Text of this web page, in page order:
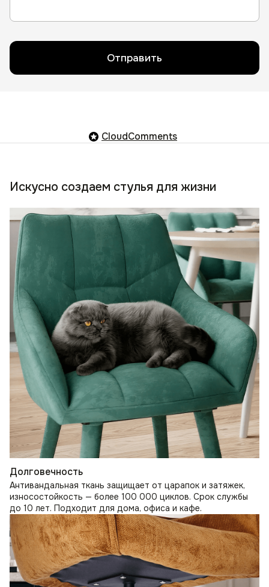
Отправить
CloudComments
Искусно создаем стулья для жизни
Долговечность
Антивандальная ткань защищает от царапок и затяжек,
износостойкость — более 100 000 циклов. Срок службы
до 10 лет. Подходит для дома, офиса и кафе.